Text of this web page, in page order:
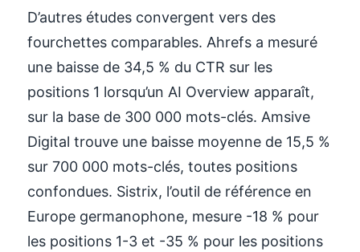
D’autres études convergent vers des
fourchettes comparables. Ahrefs a mesuré
une baisse de 34,5 % du CTR sur les
positions 1 lorsqu’un AI Overview apparaît,
sur la base de 300 000 mots-clés. Amsive
Digital trouve une baisse moyenne de 15,5 %
sur 700 000 mots-clés, toutes positions
confondues. Sistrix, l’outil de référence en
Europe germanophone, mesure -18 % pour
les positions 1-3 et -35 % pour les positions